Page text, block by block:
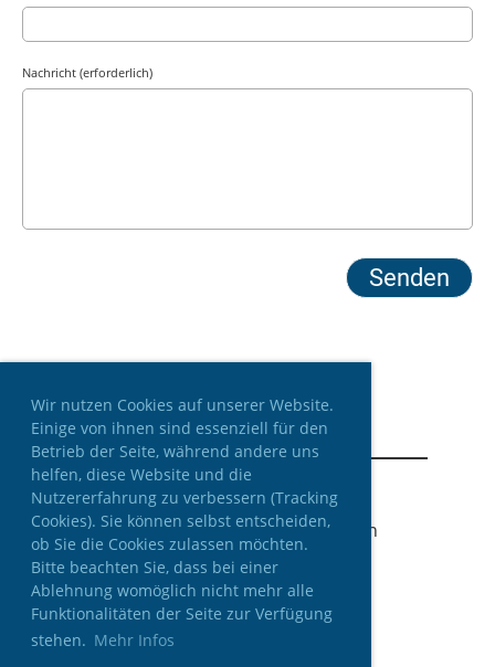
Wir nutzen Cookies auf unserer Website.
Einige von ihnen sind essenziell für den
Betrieb der Seite, während andere uns
helfen, diese Website und die
Nutzererfahrung zu verbessern (Tracking
Cookies). Sie können selbst entscheiden,
ob Sie die Cookies zulassen möchten.
Bitte beachten Sie, dass bei einer
Ablehnung womöglich nicht mehr alle
Funktionalitäten der Seite zur Verfügung
stehen. Mehr Infos
Nachricht (erforderlich)
© Sport-Boot-Club Lohr a. Main
Erstellt mit ClubDesk Vereinssoftware